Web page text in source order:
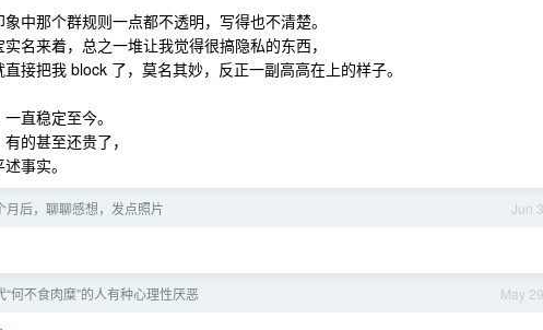
中那个群规则一点都不透明，写得也不清楚。
名来着，总之一堆让我觉得很搞隐私的东西，
接把我 block 了，莫名其妙，反正一副高高在上的样子。
直稳定至今。
的甚至还贵了，
事实。
Jun 3
月后，聊聊感想，发点照片
May 29
“何不食肉糜”的人有种心理性厌恶